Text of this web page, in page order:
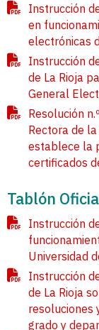
Instrucción
en
electrónicas
Instrucción
de La Rioja
General
Resolución
Rectora de
establece la
certificados
Tablón
Instrucción
Universidad
Instrucción
de La Rioja
resoluciones
grado y